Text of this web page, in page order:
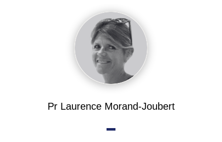
Pr Laurence Morand-Joubert